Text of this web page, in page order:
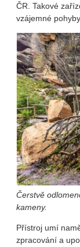
ČR. Takové
vzájemné
Čerstvě
kameny.
Přístroj umí
zpracování a